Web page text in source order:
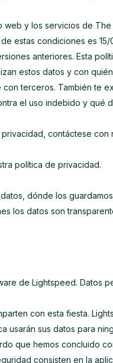
web y los servicios de The
estas condiciones es
anteriores. Esta
estos datos y con
terceros. También te
el uso indebido y qué
contáctese
política de privacidad.
dónde los
los datos son
de Lightspeed. Datos
con esta fiesta.
usarán sus datos para
que hemos concluido
consisten en la